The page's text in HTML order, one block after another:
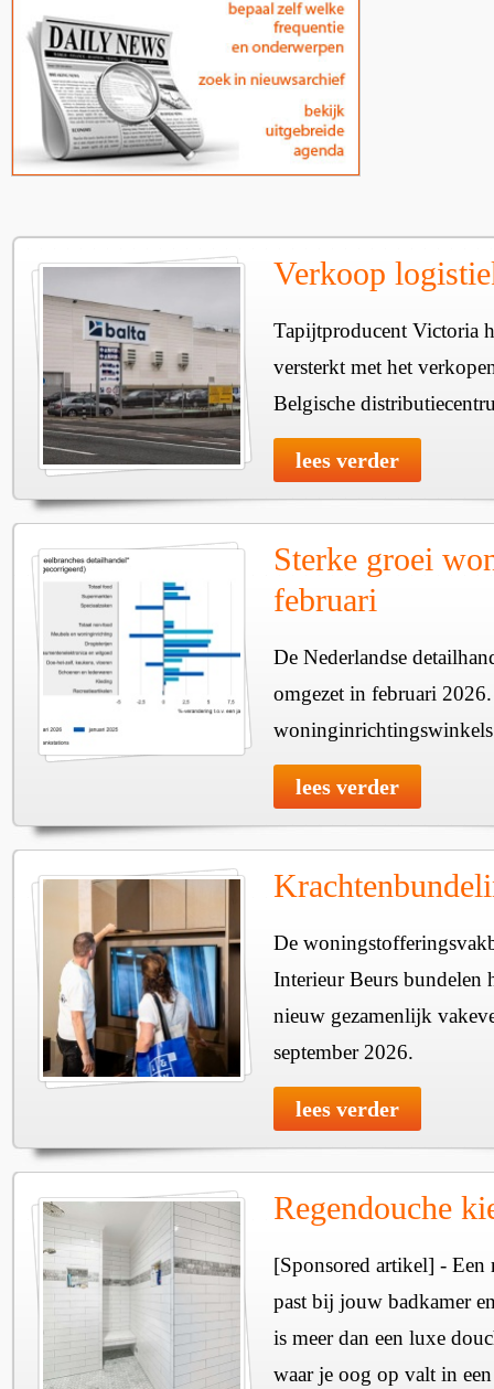
Verkoop
Tapijtproducent Victoria
versterkt met het
Belgische
lees verder
Sterke groei
februari
De Nederlandse
omgezet in februari
woninginrichtingswinkels
lees verder
De
Interieur Beurs bundelen
nieuw gezamenlijk
september 2026.
lees verder
Regendouche
[Sponsored artikel] - Een
past bij jouw badkamer
is meer dan een luxe
waar je oog op valt in